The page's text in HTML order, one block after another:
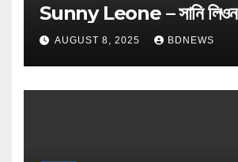
Sunny Leone – সানি লিওন
AUGUST 8, 2025 BDNEWS